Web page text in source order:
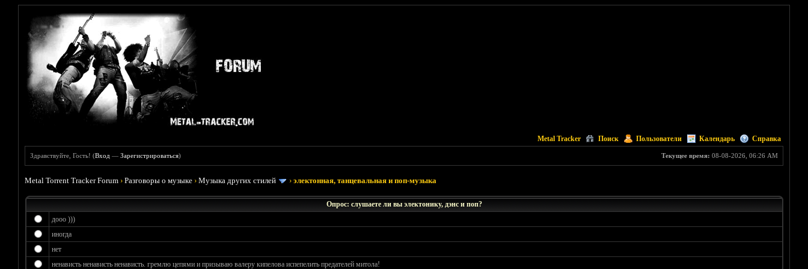
Metal Tracker Поиск Пользователи Календарь Справка
Текущее время: 08-08-2026, 06:26 AM
Здравствуйте, Гость! (Вход —Зарегистрироваться)
Metal Torrent Tracker Forum ›Разговоры о музыке ›Музыка других стилей ›электонная, танцевальная и поп-музыка
Опрос: слушаете ли вы электонику, дэнс и поп?
дооо )))
иногда
нет
ненависть ненависть ненависть. гремлю цепями и призываю валеру кипелова испепелить предателей митола!